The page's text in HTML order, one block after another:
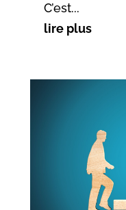
C’est...
lire plus